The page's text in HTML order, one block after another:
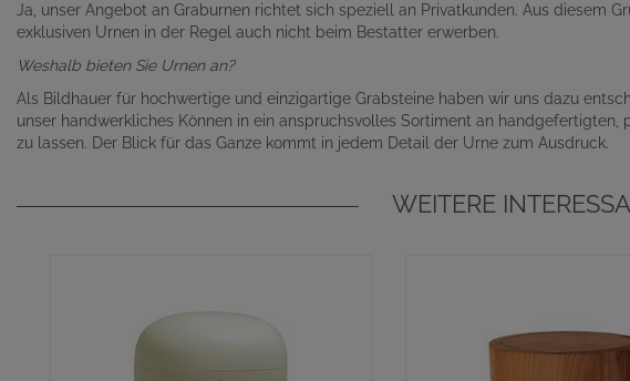
Ja, unser Angebot an Graburnen richtet sich speziell an Privatkunden. Aus diesem
exklusiven Urnen in der Regel auch nicht beim Bestatter erwerben.
Weshalb bieten Sie Urnen an?
Als Bildhauer für hochwertige und einzigartige Grabsteine haben wir uns dazu
unser handwerkliches Können in ein anspruchsvolles Sortiment an handgefertigten,
zu lassen. Der Blick für das Ganze kommt in jedem Detail der Urne zum Ausdruck.
WEITERE